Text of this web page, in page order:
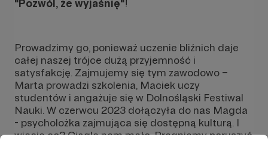
"Pozwól, że wyjaśnię"!
Prowadzimy go, ponieważ uczenie bliźnich daje
całej naszej trójce dużą przyjemność i
satysfakcję. Zajmujemy się tym zawodowo –
Marta prowadzi szkolenia, Maciek uczy
studentów i angażuje się w Dolnośląski Festiwal
Nauki. W czerwcu 2023 dołączyła do nas Magda
- psycholożka zajmująca się dostępną kulturą. I
wiecie co? Ciągle nam mało. Pragniemy poruszyć